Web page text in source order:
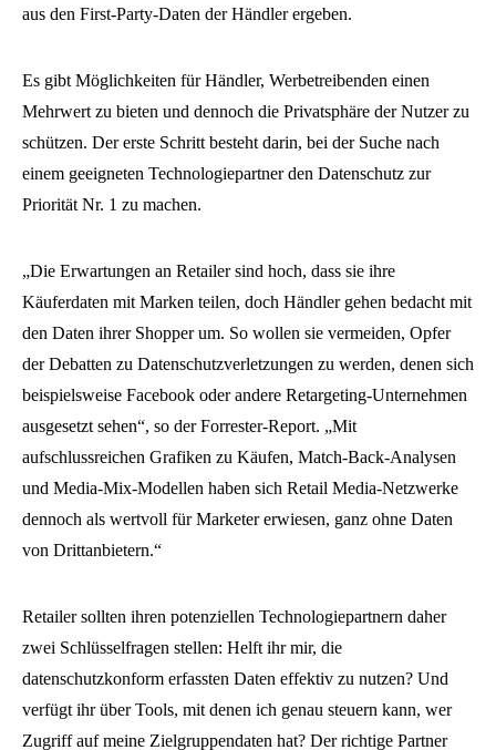
aus den First-Party-Daten der Händler ergeben.
Es gibt Möglichkeiten für Händler, Werbetreibenden einen
Mehrwert zu bieten und dennoch die Privatsphäre der Nutzer zu
schützen. Der erste Schritt besteht darin, bei der Suche nach
einem geeigneten Technologiepartner den Datenschutz zur
Priorität Nr. 1 zu machen.
„Die Erwartungen an Retailer sind hoch, dass sie ihre
Käuferdaten mit Marken teilen, doch Händler gehen bedacht mit
den Daten ihrer Shopper um. So wollen sie vermeiden, Opfer
der Debatten zu Datenschutzverletzungen zu werden, denen sich
beispielsweise Facebook oder andere Retargeting-Unternehmen
ausgesetzt sehen“, so der Forrester-Report. „Mit
aufschlussreichen Grafiken zu Käufen, Match-Back-Analysen
und Media-Mix-Modellen haben sich Retail Media-Netzwerke
dennoch als wertvoll für Marketer erwiesen, ganz ohne Daten
von Drittanbietern.“
Retailer sollten ihren potenziellen Technologiepartnern daher
zwei Schlüsselfragen stellen: Helft ihr mir, die
datenschutzkonform erfassten Daten effektiv zu nutzen? Und
verfügt ihr über Tools, mit denen ich genau steuern kann, wer
Zugriff auf meine Zielgruppendaten hat? Der richtige Partner